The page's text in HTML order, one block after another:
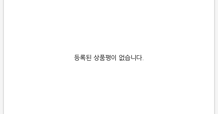
등록된 상품평이 없습니다.